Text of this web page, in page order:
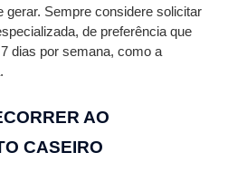
gerar. Sempre considere solicitar
de preferência que
dias por semana, como a
AO
CASEIRO